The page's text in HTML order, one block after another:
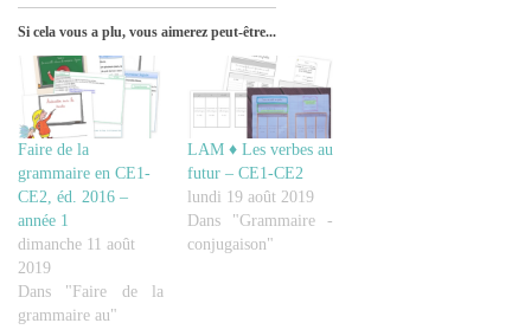
Si cela vous a plu, vous aimerez peut-être...
Faire de la
grammaire en CE1-
CE2, éd. 2016 –
année 1
dimanche 11 août
2019
Dans "Faire de la
grammaire au"
LAM ♦ Les verbes au
futur – CE1-CE2
lundi 19 août 2019
Dans "Grammaire -
conjugaison"